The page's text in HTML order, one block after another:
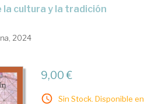
la cultura y la tradición
2024
9,00 €
Sin Stock. Disponible en